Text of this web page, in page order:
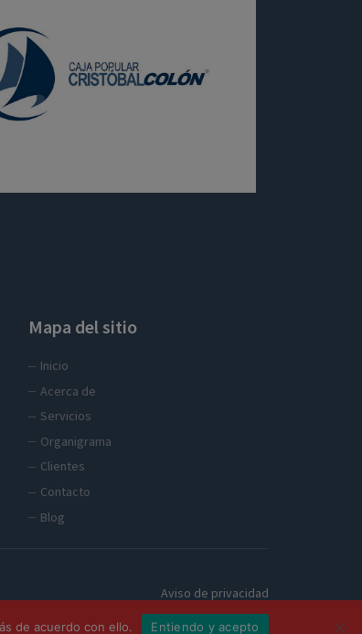
Mapa del sitio
Inicio
Acerca de
Servicios
Organigrama
Clientes
Contacto
Blog
Aviso de privacidad
de acuerdo con ello. Entiendo y acepto